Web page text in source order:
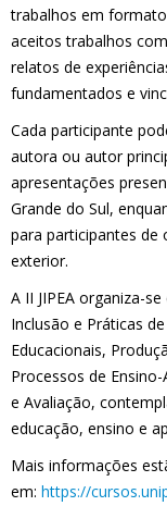
trabalhos em
aceitos trabalhos
relatos de
fundamentados e
Cada participante
autora ou autor
apresentações
Grande do Sul,
para participantes de
exterior.
A II JIPEA organiza-
Inclusão e Práticas
Educacionais,
Processos de
e Avaliação,
educação, ensino e
Mais informações
em: https://